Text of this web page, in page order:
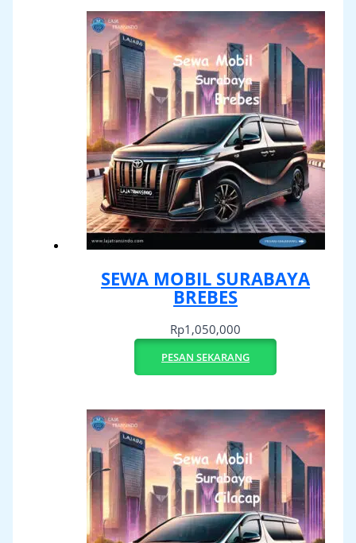
SEWA MOBIL SURABAYA
BREBES
Rp1,050,000
PESAN SEKARANG